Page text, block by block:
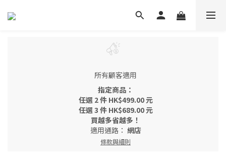
所有顧客適用
指定商品：
任選 2 件 HK$499.00 元
任選 3 件 HK$689.00 元
買越多省越多！
適用通路： 網店
條款與細則